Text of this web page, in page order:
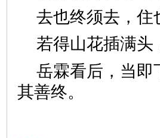
去也终须去，住
若得山花插满头
岳霖看后，当即
其善终。